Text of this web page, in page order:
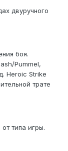
двуручного
боя.
Pummel,
Heroic Strike
трате
типа игры.